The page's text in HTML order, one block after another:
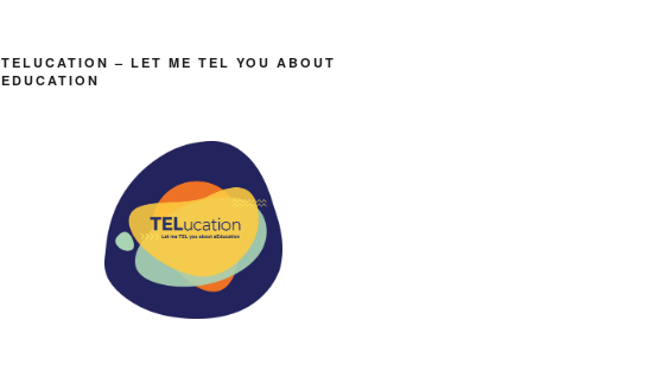
TELUCATION – LET ME TEL YOU ABOUT
EDUCATION